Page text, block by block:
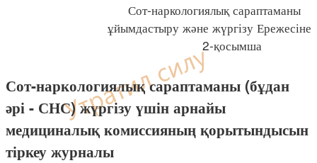
Сот-наркологиялық сараптаманы
ұйымдастыру және жүргізу Ережесіне
2-қосымша
Сот-наркологиялық сараптаманы (бұдан
әрі - СНС) жүргізу үшін арнайы
медициналық комиссияның қорытындысын
тіркеу журналы